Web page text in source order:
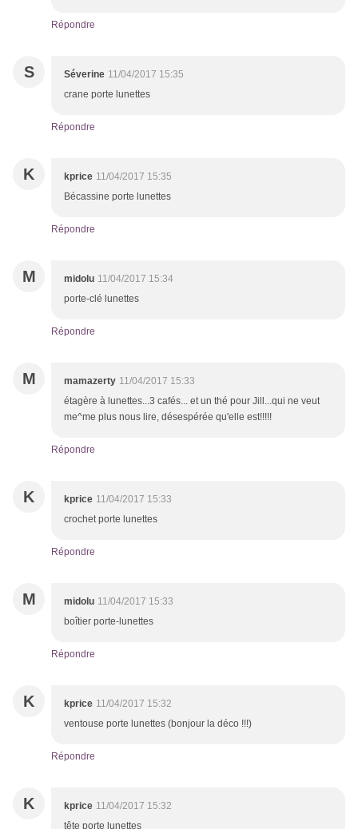
Répondre
S Séverine 11/04/2017 15:35
crane porte lunettes
Répondre
K kprice 11/04/2017 15:35
Bécassine porte lunettes
Répondre
M midolu 11/04/2017 15:34
porte-clé lunettes
Répondre
M mamazerty 11/04/2017 15:33
étagère à lunettes...3 cafés... et un thé pour Jill...qui ne veut
me^me plus nous lire, désespérée qu'elle est!!!!!
Répondre
K kprice 11/04/2017 15:33
crochet porte lunettes
Répondre
M midolu 11/04/2017 15:33
boîtier porte-lunettes
Répondre
K kprice 11/04/2017 15:32
ventouse porte lunettes (bonjour la déco !!!)
Répondre
K kprice 11/04/2017 15:32
tête porte lunettes